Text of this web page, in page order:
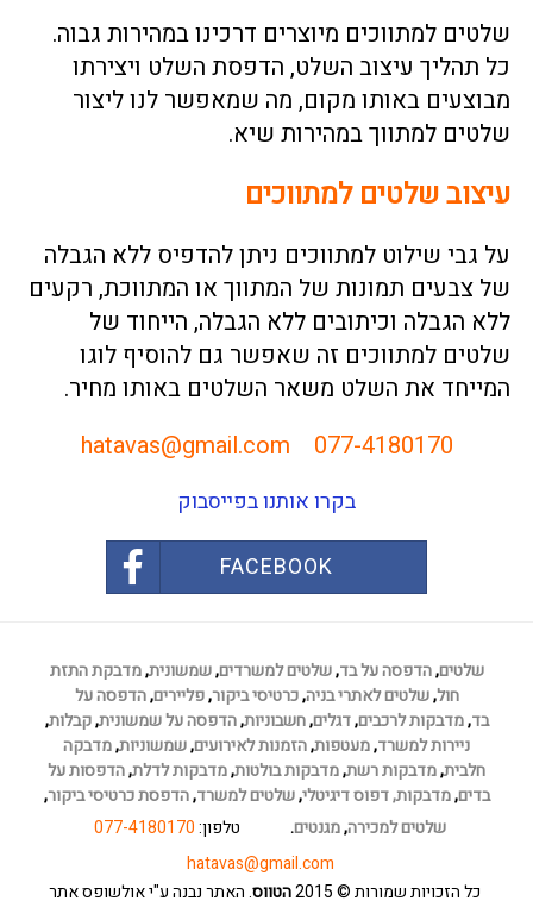
שלטים למתווכים מיוצרים דרכינו במהירות גבוה.
כל תהליך עיצוב השלט, הדפסת השלט ויצירתו
מבוצעים באותו מקום, מה שמאפשר לנו ליצור
שלטים למתווך במהירות שיא.
עיצוב שלטים למתווכים
על גבי שילוט למתווכים ניתן להדפיס ללא הגבלה
של צבעים תמונות של המתווך או המתווכת, רקעים
ללא הגבלה וכיתובים ללא הגבלה, הייחוד של
שלטים למתווכים זה שאפשר גם להוסיף לוגו
המייחד את השלט משאר השלטים באותו מחיר.
077-4180170
hatavas@gmail.com
בקרו אותנו בפייסבוק
FACEBOOK
שלטים,הדפסה על בד,שלטים למשרדים,שמשונית,מדבקת התזת
חול,שלטים לאתרי בניה,כרטיסי ביקור,פליירים,הדפסה על
בד,מדבקות לרכבים,דגלים,חשבוניות,הדפסה על שמשונית,קבלות,
ניירות למשרד,מעטפות,הזמנות לאירועים,שמשוניות,מדבקה
חלבית,מדבקות רשת,מדבקות בולטות,מדבקות לדלת,הדפסות על
בדים,מדבקות,דפוס דיגיטלי,שלטים למשרד,הדפסת כרטיסי ביקור,
שלטים למכירה,מגנטים. טלפון:077-4180170
hatavas@gmail.com
כל הזכויות שמורות© 2015 הטווס. האתר נבנה ע"י אולשופסאתר